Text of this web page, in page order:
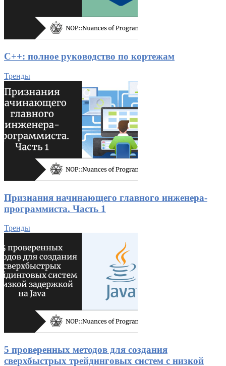
C++: полное руководство по кортежам
Тренды
Признания начинающего главного инженера-
программиста. Часть 1
Тренды
5 проверенных методов для создания
сверхбыстрых трейдинговых систем с низкой